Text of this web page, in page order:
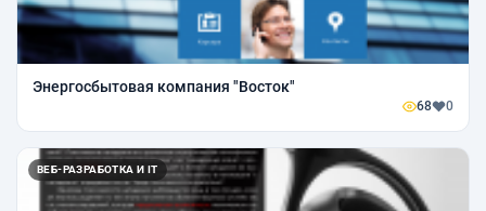
Энергосбытовая компания "Восток"
68 0
ВЕБ-РАЗРАБОТКА И IT